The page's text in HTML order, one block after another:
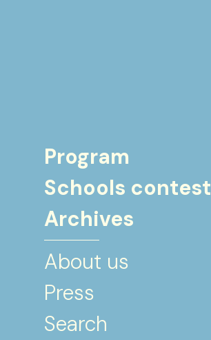
Program
Schools contest
Archives
About us
Press
Search